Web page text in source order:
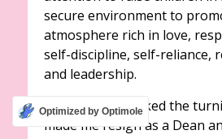
secure environment to
atmosphere rich in love,
self-discipline, self-reliance,
and leadership.
This insight marked the
made me resign as a Dean
Optimized by Optimole